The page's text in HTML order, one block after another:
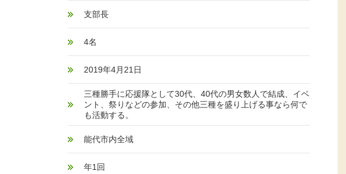
支部長
4名
2019年4月21日
三種勝手に応援隊として30代、40代の男女数人で結成、イベ
ント、祭りなどの参加、その他三種を盛り上げる事なら何で
も活動する。
能代市内全域
年1回